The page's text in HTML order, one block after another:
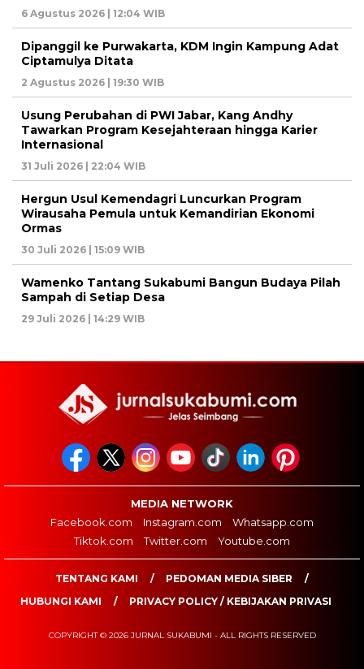
6 Agustus 2026 | 12:04 WIB
Dipanggil ke Purwakarta, KDM Ingin Kampung Adat
Ciptamulya Ditata
2 Agustus 2026 | 19:30 WIB
Usung Perubahan di PWI Jabar, Kang Andhy
Tawarkan Program Kesejahteraan hingga Karier
Internasional
31 Juli 2026 | 22:04 WIB
Hergun Usul Kemendagri Luncurkan Program
Wirausaha Pemula untuk Kemandirian Ekonomi
Ormas
30 Juli 2026 | 15:09 WIB
Wamenko Tantang Sukabumi Bangun Budaya Pilah
Sampah di Setiap Desa
29 Juli 2026 | 14:29 WIB
MEDIA NETWORK
Facebook.com
Instagram.com
Whatsapp.com
Tiktok.com
Twitter.com Youtube.com
TENTANG KAMI
PEDOMAN MEDIA SIBER
HUBUNGI KAMI
PRIVACY POLICY / KEBIJAKAN PRIVASI
COPYRIGHT © 2026 JURNAL SUKABUMI - ALL RIGHTS RESERVED